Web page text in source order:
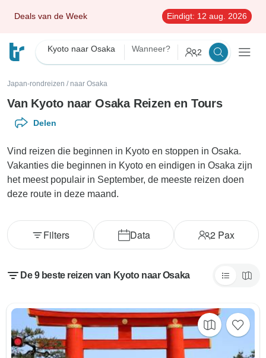
Deals van de Week Eindigt: 12 aug. 2026
Kyoto naar Osaka Wanneer? 2
Japan-rondreizen / naar Osaka
Van Kyoto naar Osaka Reizen en Tours
Delen
Vind reizen die beginnen in Kyoto en stoppen in Osaka.
Vakanties die beginnen in Kyoto en eindigen in Osaka zijn
het meest populair in September, de meeste reizen doen
deze route in deze maand.
Data 2 Pax
Filters
De 9 beste reizen van Kyoto naar Osaka